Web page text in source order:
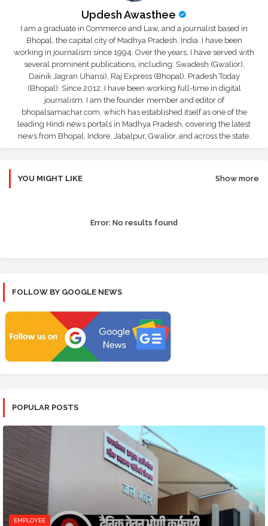
Updesh Awasthee
I am a graduate in Commerce and Law, and a journalist based in
Bhopal, the capital city of Madhya Pradesh, India. I have been
working in journalism since 1994. Over the years, I have served with
several prominent publications, including: Swadesh (Gwalior),
Dainik Jagran (Jhansi), Raj Express (Bhopal), Pradesh Today
(Bhopal); Since 2012, I have been working full-time in digital
journalism. I am the founder member and editor of
bhopalsamachar.com, which has established itself as one of the
leading Hindi news portals in Madhya Pradesh, covering the latest
news from Bhopal, Indore, Jabalpur, Gwalior, and across the state.
YOU MIGHT LIKE Show more
Error: No results found
FOLLOW BY GOOGLE NEWS
POPULAR POSTS
EMPLOYEE